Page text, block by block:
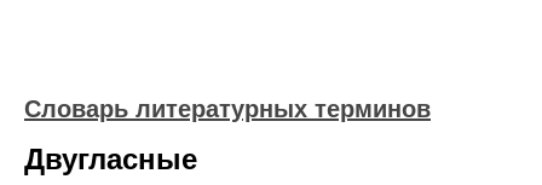
Словарь литературных терминов
Двугласные